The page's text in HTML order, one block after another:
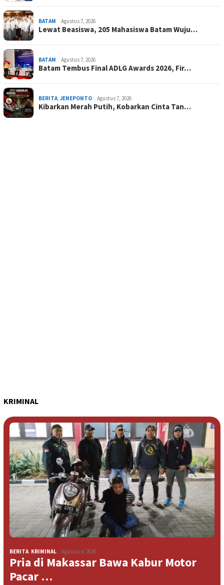
BATAM Agustus 7, 2026
Lewat Beasiswa, 205 Mahasiswa Batam Wuju…
BATAM Agustus 7, 2026
Batam Tembus Final ADLG Awards 2026, Fir…
BERITA, JENEPONTO Agustus 7, 2026
Kibarkan Merah Putih, Kobarkan Cinta Tan…
KRIMINAL
BERITA, KRIMINAL Agustus 4, 2026
Pria di Makassar Bawa Kabur Motor
Pacar …